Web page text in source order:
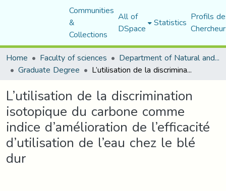
Communities
&
Collections
All of
DSpace Statistics Profils
Home
Faculty of sciences Department of Natural and Life Sciences
Graduate Degree L’utilisation de la discrimination isotopique du carbone comme indice d’amélioration de l’efficacité d’utilisation de l’eau chez le blé dur
L’utilisation de la discrimination
isotopique du carbone comme
indice d’amélioration de l’efficacité
d’utilisation de l’eau chez le blé
dur